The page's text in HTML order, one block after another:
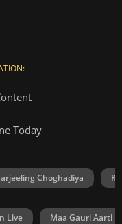
Today
Choghadiya
Live Maa Gauri Aarti